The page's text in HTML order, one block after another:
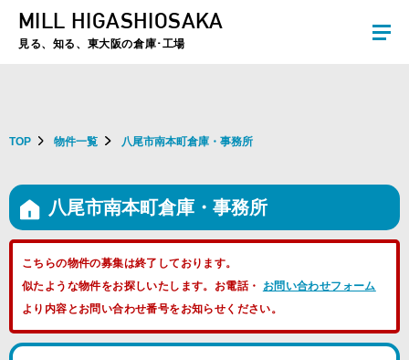
夏季休暇のお知らせ：2026年8月8日(土)～8月16日(日)まで休業とさせていた
MILL HIGASHIOSAKA
見る、知る、東大阪の倉庫･工場
TOP 物件一覧 八尾市南本町倉庫・事務所
八尾市南本町倉庫・事務所
こちらの物件の募集は終了しております。
似たような物件をお探しいたします。お電話・ お問い合わせフォーム
より内容とお問い合わせ番号をお知らせください。